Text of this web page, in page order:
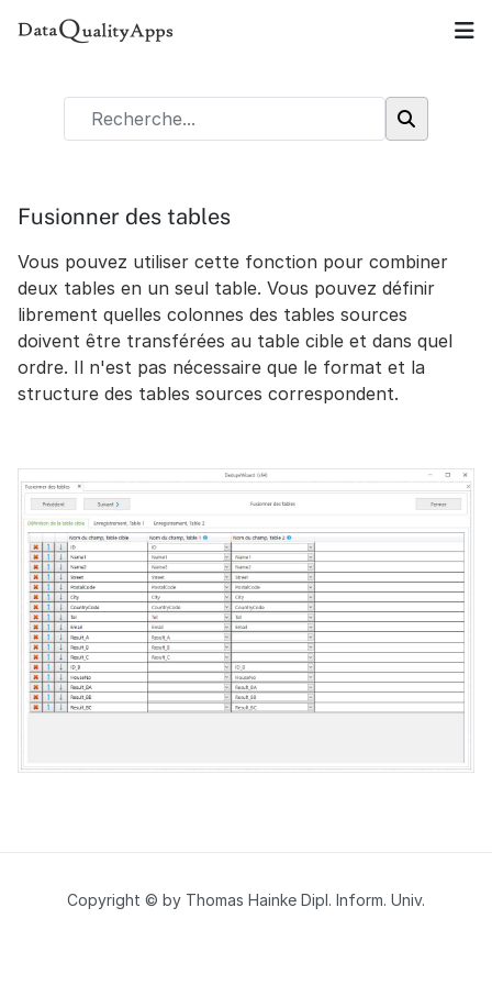
Fusionner des tables
Vous pouvez utiliser cette fonction pour combiner
deux tables en un seul table. Vous pouvez définir
librement quelles colonnes des tables sources
doivent être transférées au table cible et dans quel
ordre. Il n'est pas nécessaire que le format et la
structure des tables sources correspondent.
Copyright © by Thomas Hainke Dipl. Inform. Univ.